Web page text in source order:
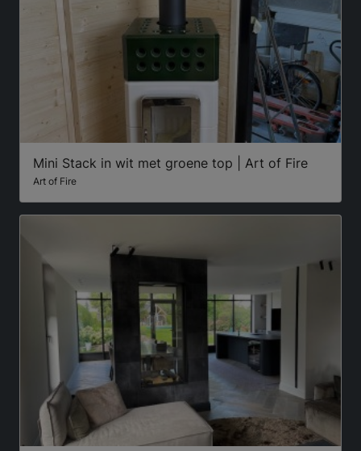
Mini Stack in wit met groene top | Art of Fire
Art of Fire